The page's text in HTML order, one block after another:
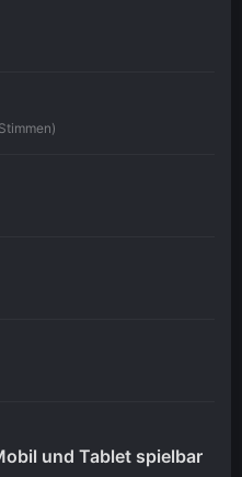
und Tablet spielbar